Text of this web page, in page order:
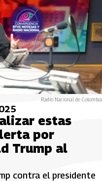
Radio Nacional de Colombia
estas
por
Trump al
contra el presidente